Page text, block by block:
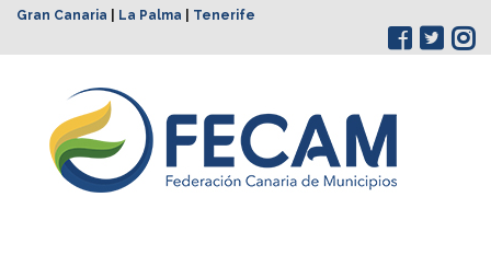
Gran Canaria La Palma Tenerife